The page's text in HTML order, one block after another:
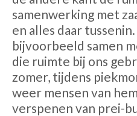
samenwerking met
en alles daar
bijvoorbeeld samen
die ruimte bij ons
zomer, tijdens
weer mensen van
verspenen van prei-